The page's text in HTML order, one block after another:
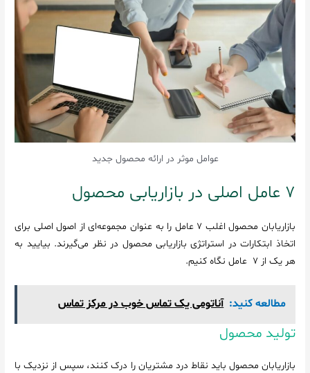
عوامل موثر در ارائه محصول جدید
7 عامل اصلی در بازاریابی محصول
بازاریابان محصول اغلب 7 عامل را به عنوان مجموعه‌ای از اصول اصلی برای
اتخاذ ابتکارات در استراتژی بازاریابی محصول در نظر می‌گیرند. بیایید به
هر یک از 7 عامل نگاه کنیم.
مطالعه کنید: آناتومی یک تماس خوب در مرکز تماس
تولید محصول
بازاریابان محصول باید نقاط درد مشتریان را درک کنند، سپس از نزدیک با